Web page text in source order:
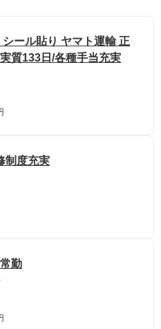
ール貼り ヤマト運輸 正
質133日/各種手当充実
制度充実
勤